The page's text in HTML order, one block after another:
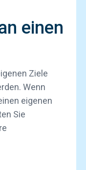
einen
Ziele
Wenn
eigenen
Sie